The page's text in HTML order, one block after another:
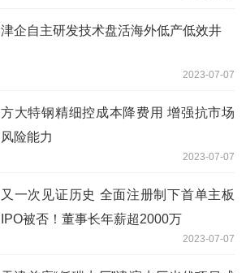
津企自主研发技术盘活海外低产低效井
2023-07-07
方大特钢精细控成本降费用 增强抗市场
风险能力
2023-07-07
又一次见证历史 全面注册制下首单主板
IPO被否！董事长年薪超2000万
2023-07-07